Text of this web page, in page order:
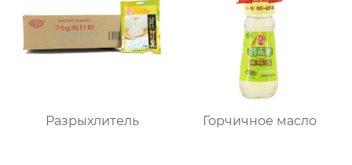
Разрыхлитель Горчичное масло